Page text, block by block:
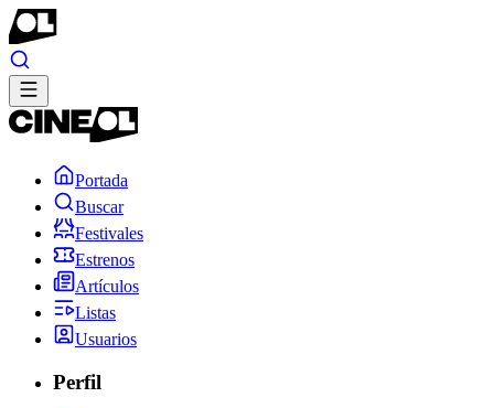
Portada
Buscar
Festivales
Estrenos
Artículos
Listas
Usuarios
Perfil